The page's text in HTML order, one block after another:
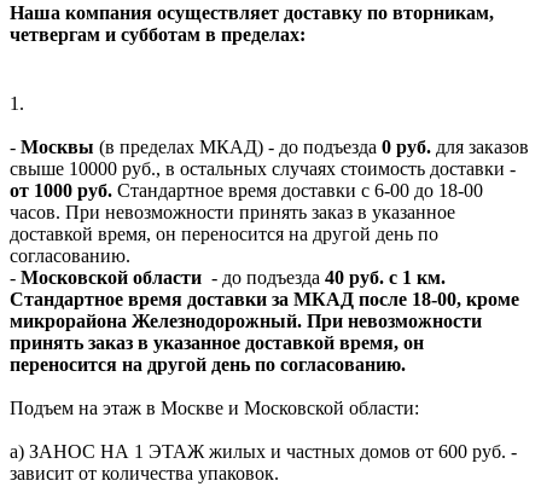
Наша компания осуществляет доставку по вторникам,
четвергам и субботам в пределах:
1.
- Москвы (в пределах МКАД) - до подъезда 0 руб. для заказов
свыше 10000 руб., в остальных случаях стоимость доставки -
от 1000 руб. Стандартное время доставки с 6-00 до 18-00
часов. При невозможности принять заказ в указанное
доставкой время, он переносится на другой день по
согласованию.
- Московской области - до подъезда 40 руб. с 1 км.
Стандартное время доставки за МКАД после 18-00, кроме
микрорайона Железнодорожный. При невозможности
принять заказ в указанное доставкой время, он
переносится на другой день по согласованию.
Подъем на этаж в Москве и Московской области:
а) ЗАНОС НА 1 ЭТАЖ жилых и частных домов от 600 руб. -
зависит от количества упаковок.